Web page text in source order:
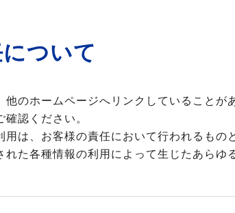
ついて
他のホームページへリンクしていること
認ください。
用は、お客様の責任において行われるも
た各種情報の利用によって生じたあらゆ